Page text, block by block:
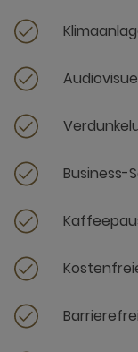
Business-
Barrierefrei